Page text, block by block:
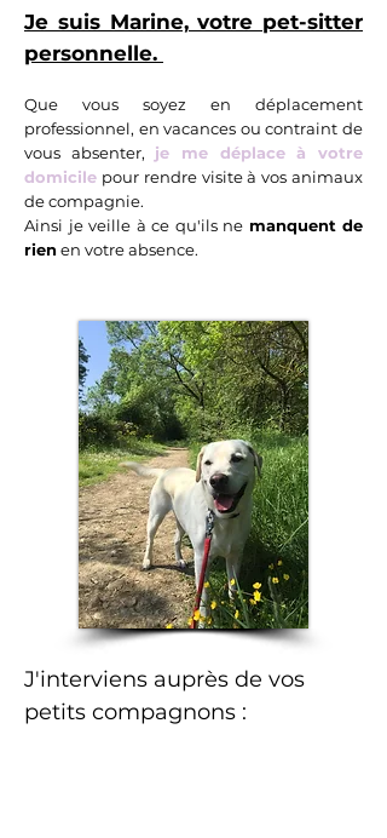
Je suis Marine, votre pet-sitter
personnelle.
Que vous soyez en déplacement
professionnel, en vacances ou contraint de
vous absenter, je me déplace à votre
domicile pour rendre visite à vos animaux
de compagnie.
Ainsi je veille à ce qu'ils ne manquent de
rienen votre absence.
J'interviens auprès de vos
petits compagnons :